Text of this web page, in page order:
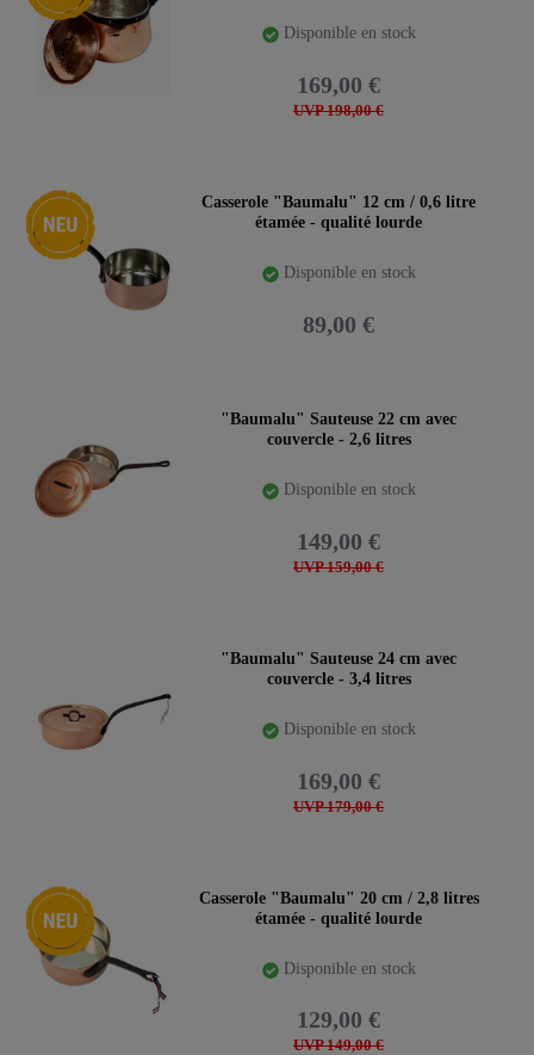
Disponible en stock
UVP 198,00 €
169,00 €
Nouveauté
Casserole "Baumalu" 12 cm / 0,6 litre
étamée - qualité lourde
Disponible en stock
89,00 €
"Baumalu" Sauteuse 22 cm avec
couvercle - 2,6 litres
Disponible en stock
UVP 159,00 €
149,00 €
"Baumalu" Sauteuse 24 cm avec
couvercle - 3,4 litres
Disponible en stock
UVP 179,00 €
169,00 €
Nouveauté
Casserole "Baumalu" 20 cm / 2,8 litres
étamée - qualité lourde
Disponible en stock
UVP 149,00 €
129,00 €